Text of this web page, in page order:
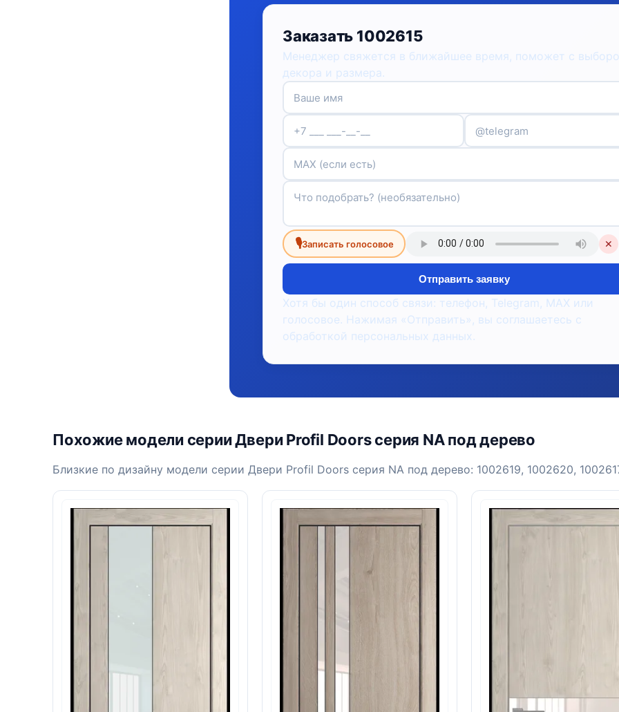
Заказать 1002615
Менеджер свяжется в ближайшее время, поможет с
декора и размера.
🎙Записать голосовое ✕
Отправить заявку
Хотя бы один способ связи: телефон, Telegram, MAX или
голосовое. Нажимая «Отправить», вы соглашаетесь с
обработкой персональных данных.
Похожие модели серии Двери Profil Doors серия NA под дерево
Близкие по дизайну модели серии Двери Profil Doors серия NA под дерево: 1002619, 1002620,